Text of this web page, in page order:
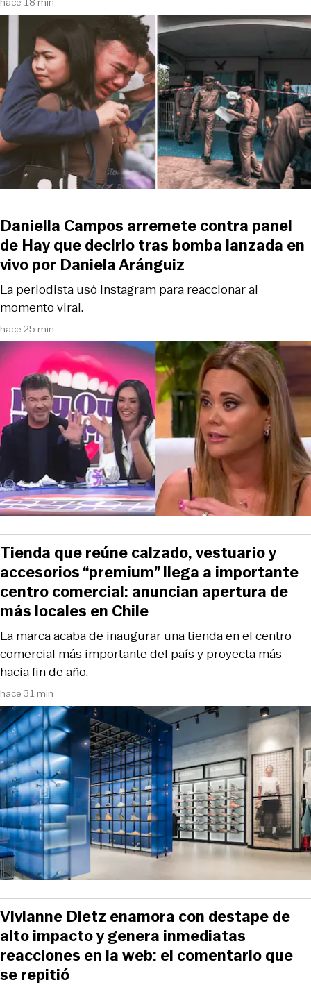
hace 25 min
La periodista usó Instagram para reaccionar al
momento viral.
Daniella Campos arremete contra panel
de Hay que decirlo tras bomba lanzada en
vivo por Daniela Aránguiz
hace 31 min
La marca acaba de inaugurar una tienda en el centro
comercial más importante del país y proyecta más
hacia fin de año.
Tienda que reúne calzado, vestuario y
accesorios “premium” llega a importante
centro comercial: anuncian apertura de
más locales en Chile
Vivianne Dietz enamora con destape de
alto impacto y genera inmediatas
reacciones en la web: el comentario que
se repitió